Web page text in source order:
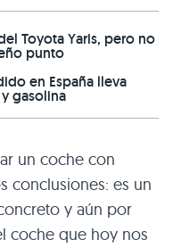
Toyota Yaris, pero no
punto
en España lleva
gasolina
un coche con
conclusiones: es un
y aún por
coche que hoy nos